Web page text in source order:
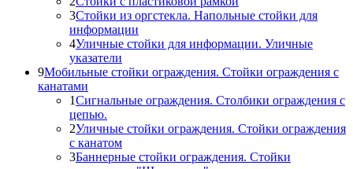
3Стойки из оргстекла. Напольные стойки для
информации
4Уличные стойки для информации. Уличные
указатели
9Мобильные стойки ограждения. Стойки ограждения с
канатами
1Сигнальные ограждения. Столбики ограждения с
цепью.
2Уличные стойки ограждения. Стойки ограждения
с канатом
3Баннерные стойки ограждения. Стойки